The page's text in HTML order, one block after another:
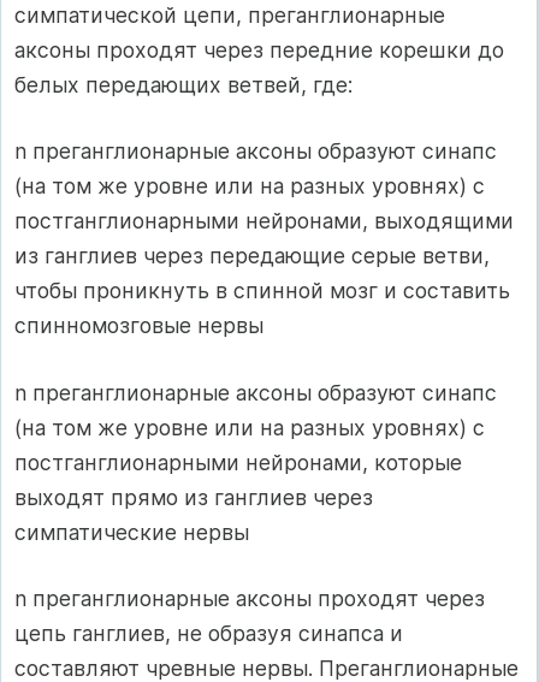
симпатической цепи, преганглионарные
аксоны проходят через передние корешки до
белых передающих ветвей, где:
n преганглионарные аксоны образуют синапс
(на том же уровне или на разных уровнях) с
постганглионарными нейронами, выходящими
из ганглиев через передающие серые ветви,
чтобы проникнуть в спинной мозг и составить
спинномозговые нервы
n преганглионарные аксоны образуют синапс
(на том же уровне или на разных уровнях) с
постганглионарными нейронами, которые
выходят прямо из ганглиев через
симпатические нервы
n преганглионарные аксоны проходят через
цепь ганглиев, не образуя синапса и
составляют чревные нервы. Преганглионарные